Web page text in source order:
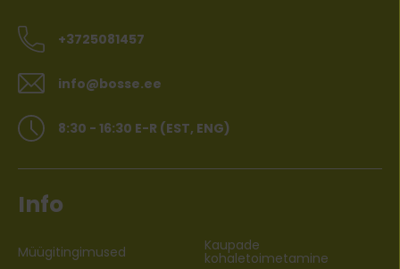
+3725081457
info@bosse.ee
8:30 - 16:30 E-R (EST, ENG)
Info
Müügitingimused Kaupade
kohaletoimetamine